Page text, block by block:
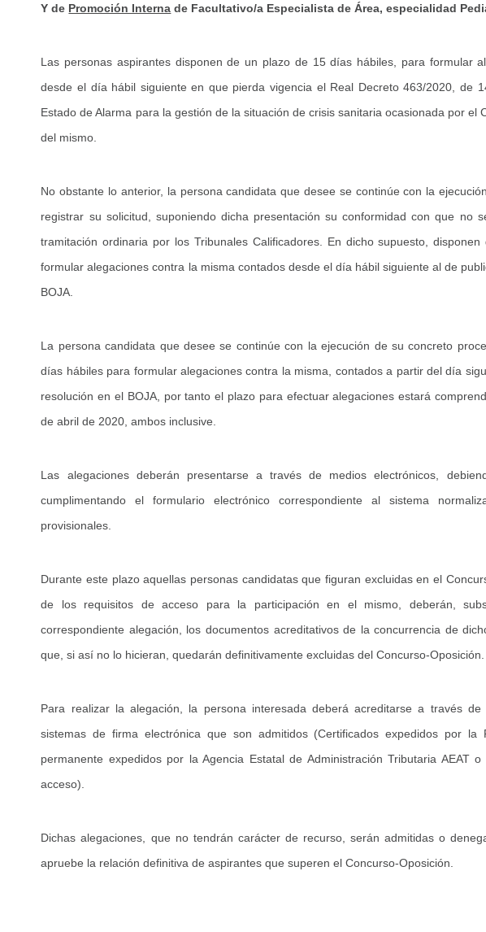
Y de Promoción Interna de Facultativo/a Especialista de Área, especialidad
Las personas aspirantes disponen de un plazo de 15 días hábiles, para formular
desde el día hábil siguiente en que pierda vigencia el Real Decreto 463/2020, de
Estado de Alarma para la gestión de la situación de crisis sanitaria ocasionada por el
del mismo.
No obstante lo anterior, la persona candidata que desee se continúe con la
registrar su solicitud, suponiendo dicha presentación su conformidad con que no
tramitación ordinaria por los Tribunales Calificadores. En dicho supuesto,
formular alegaciones contra la misma contados desde el día hábil siguiente al de
BOJA.
La persona candidata que desee se continúe con la ejecución de su concreto
días hábiles para formular alegaciones contra la misma, contados a partir del día
resolución en el BOJA, por tanto el plazo para efectuar alegaciones estará
de abril de 2020, ambos inclusive.
Las alegaciones deberán presentarse a través de medios electrónicos,
cumplimentando el formulario electrónico correspondiente al sistema
provisionales.
Durante este plazo aquellas personas candidatas que figuran excluidas en el
de los requisitos de acceso para la participación en el mismo, deberán,
correspondiente alegación, los documentos acreditativos de la concurrencia de
que, si así no lo hicieran, quedarán definitivamente excluidas del Concurso-Oposición.
Para realizar la alegación, la persona interesada deberá acreditarse a través
sistemas de firma electrónica que son admitidos (Certificados expedidos por la
permanente expedidos por la Agencia Estatal de Administración Tributaria AEAT
acceso).
Dichas alegaciones, que no tendrán carácter de recurso, serán admitidas o
apruebe la relación definitiva de aspirantes que superen el Concurso-Oposición.